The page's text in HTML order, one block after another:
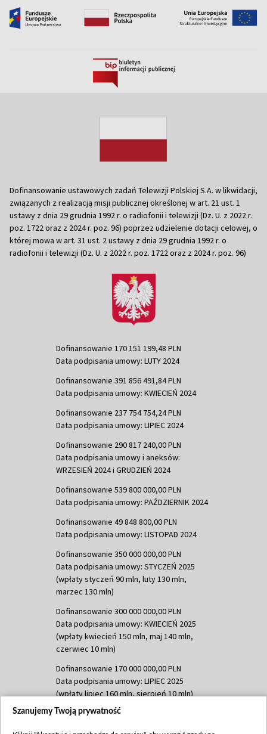
Dofinansowanie ustawowych zadań Telewizji Polskiej S.A. w likwidacji,
związanych z realizacją misji publicznej określonej w art. 21 ust. 1
ustawy z dnia 29 grudnia 1992 r. o radiofonii i telewizji (Dz. U. z 2022 r.
poz. 1722 oraz z 2024 r. poz. 96) poprzez udzielenie dotacji celowej, o
której mowa w art. 31 ust. 2 ustawy z dnia 29 grudnia 1992 r. o
radiofonii i telewizji (Dz. U. z 2022 r. poz. 1722 oraz z 2024 r. poz. 96)
Dofinansowanie 170 151 199,48 PLN
Data podpisania umowy: LUTY 2024
Dofinansowanie 391 856 491,84 PLN
Data podpisania umowy: KWIECIEŃ 2024
Dofinansowanie 237 754 754,24 PLN
Data podpisania umowy: LIPIEC 2024
Dofinansowanie 290 817 240,00 PLN
Data podpisania umowy i aneksów:
WRZESIEŃ 2024 i GRUDZIEŃ 2024
Dofinansowanie 539 800 000,00 PLN
Data podpisania umowy: PAŹDZIERNIK 2024
Dofinansowanie 49 848 800,00 PLN
Data podpisania umowy: LISTOPAD 2024
Dofinansowanie 350 000 000,00 PLN
Data podpisania umowy: STYCZEŃ 2025
(wpłaty styczeń 90 mln, luty 130 mln,
marzec 130 mln)
Dofinansowanie 300 000 000,00 PLN
Data podpisania umowy: KWIECIEŃ 2025
(wpłaty kwiecień 150 mln, maj 140 mln,
czerwiec 10 mln)
Dofinansowanie 170 000 000,00 PLN
Data podpisania umowy: LIPIEC 2025
(wpłaty lipiec 160 mln, sierpień 10 mln)
Dofinansowanie 60 000 000,00 PLN
Szanujemy Twoją prywatność